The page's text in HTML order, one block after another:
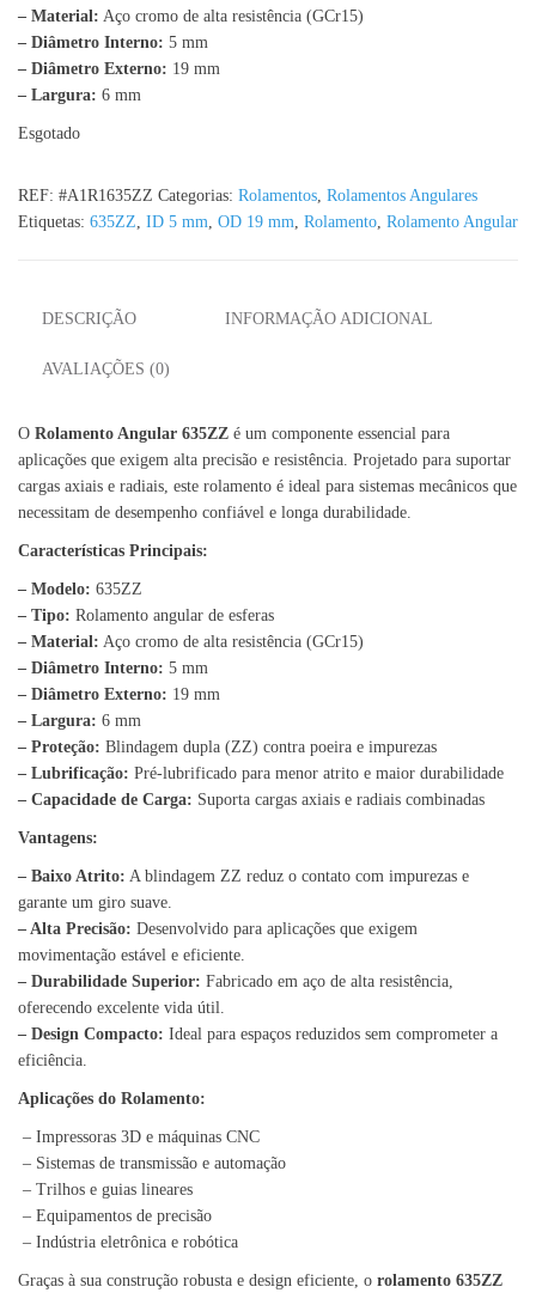
– Material: Aço cromo de alta resistência (GCr15)
– Diâmetro Interno: 5 mm
– Diâmetro Externo: 19 mm
– Largura: 6 mm
Esgotado
REF: #A1R1635ZZ Categorias: Rolamentos Rolamentos Angulares
Etiquetas: 635ZZ ID 5 mm OD 19 mm Rolamento Rolamento Angular
DESCRIÇÃO INFORMAÇÃO ADICIONAL
AVALIAÇÕES (0)
O Rolamento Angular 635ZZ é um componente essencial para
aplicações que exigem alta precisão e resistência. Projetado para suportar
cargas axiais e radiais, este rolamento é ideal para sistemas mecânicos que
necessitam de desempenho confiável e longa durabilidade.
Características Principais:
– Modelo: 635ZZ
– Tipo: Rolamento angular de esferas
– Material: Aço cromo de alta resistência (GCr15)
– Diâmetro Interno: 5 mm
– Diâmetro Externo: 19 mm
– Largura: 6 mm
– Proteção: Blindagem dupla (ZZ) contra poeira e impurezas
– Lubrificação: Pré-lubrificado para menor atrito e maior durabilidade
– Capacidade de Carga: Suporta cargas axiais e radiais combinadas
Vantagens:
– Baixo Atrito: A blindagem ZZ reduz o contato com impurezas e
garante um giro suave.
– Alta Precisão: Desenvolvido para aplicações que exigem
movimentação estável e eficiente.
– Durabilidade Superior: Fabricado em aço de alta resistência,
oferecendo excelente vida útil.
– Design Compacto: Ideal para espaços reduzidos sem comprometer a
eficiência.
Aplicações do Rolamento:
– Impressoras 3D e máquinas CNC
– Sistemas de transmissão e automação
– Trilhos e guias lineares
– Equipamentos de precisão
– Indústria eletrônica e robótica
Graças à sua construção robusta e design eficiente, o rolamento 635ZZ